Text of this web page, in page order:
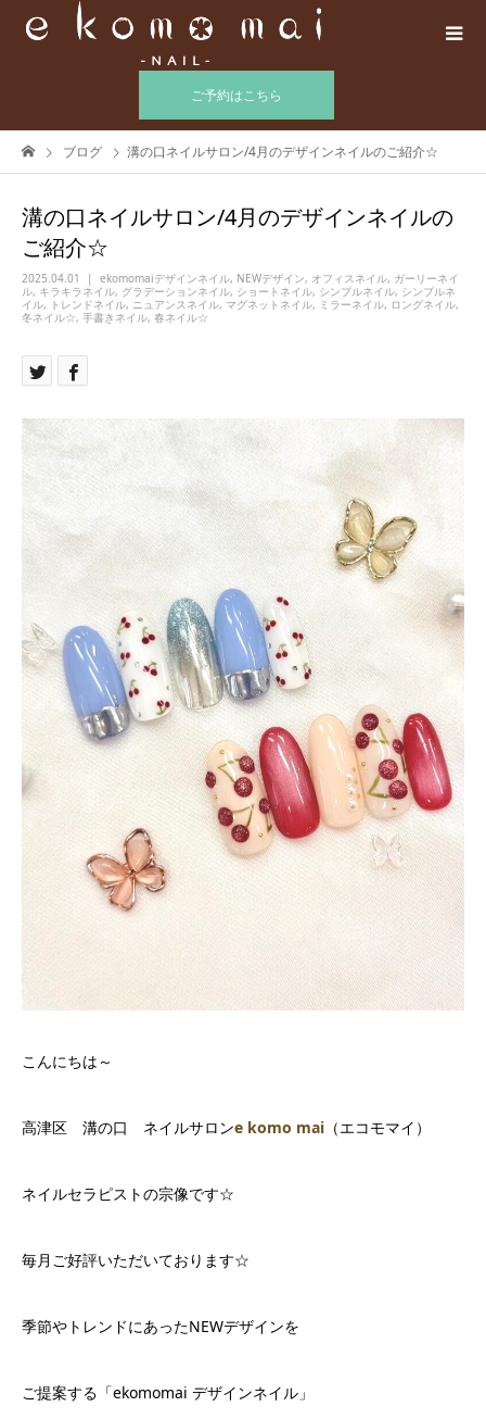
ご予約はこちら
ブログ 溝の口ネイルサロン/4月のデザインネイルのご紹介☆
溝の口ネイルサロン/4月のデザインネイルの
ご紹介☆
2025.04.01 ekomomaiデザインネイル, NEWデザイン, オフィスネイル, ガーリーネイ
ル, キラキラネイル, グラデーションネイル, ショートネイル, シンプルネイル, シンプルネ
イル, トレンドネイル, ニュアンスネイル, マグネットネイル, ミラーネイル, ロングネイル,
冬ネイル☆, 手書きネイル, 春ネイル☆
こんにちは～
高津区 溝の口 ネイルサロンe komo mai （エコモマイ）
ネイルセラピストの宗像です☆
毎月ご好評いただいております☆
季節やトレンドにあったNEWデザインを
ご提案する「ekomomai デザインネイル」